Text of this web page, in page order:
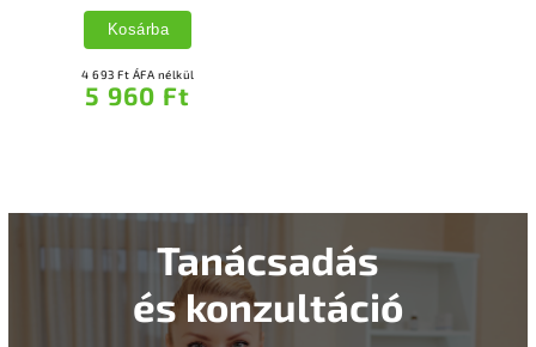
4 693 Ft ÁFA nélkül
5 960 Ft
Kosárba
Tanácsadás
és konzultáció